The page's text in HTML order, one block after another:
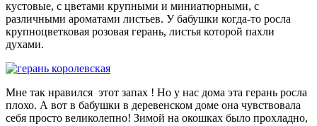
кустовые, с цветами крупными и миниатюрными, с
различными ароматами листьев. У бабушки когда-то росла
крупноцветковая розовая герань, листья которой пахли
духами.
Мне так нравился этот запах ! Но у нас дома эта герань росла
плохо. А вот в бабушки в деревенском доме она чувствовала
себя просто великолепно! Зимой на окошках было прохладно,